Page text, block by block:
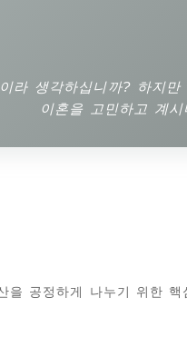
라 생각하십니까? 하지
이혼을 고민하고 계
을 공정하게 나누기 위한